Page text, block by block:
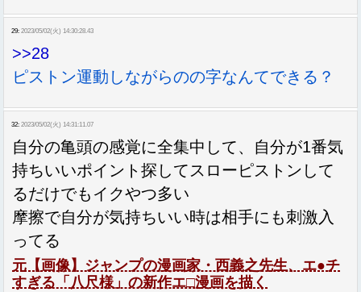
29: 2023/05/02(火) 14:30:28.43
>>28
ピストン運動しながらのの字なんてできる？
32: 2023/05/02(火) 14:31:11.07
自分の亀頭の感覚に全集中して、自分が1番気
持ちいいポイント探してスローピストンして
るだけでもイクやつ多い
摩擦で自分が気持ちいい時は相手にも刺激入
ってる
元【画像】ジャンプの漫画家・西義之先生、エ●チ
すぎる「八尺様」の新作エ□漫画を描く